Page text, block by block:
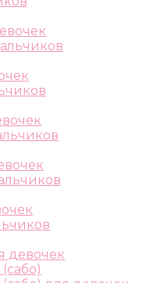
девочек